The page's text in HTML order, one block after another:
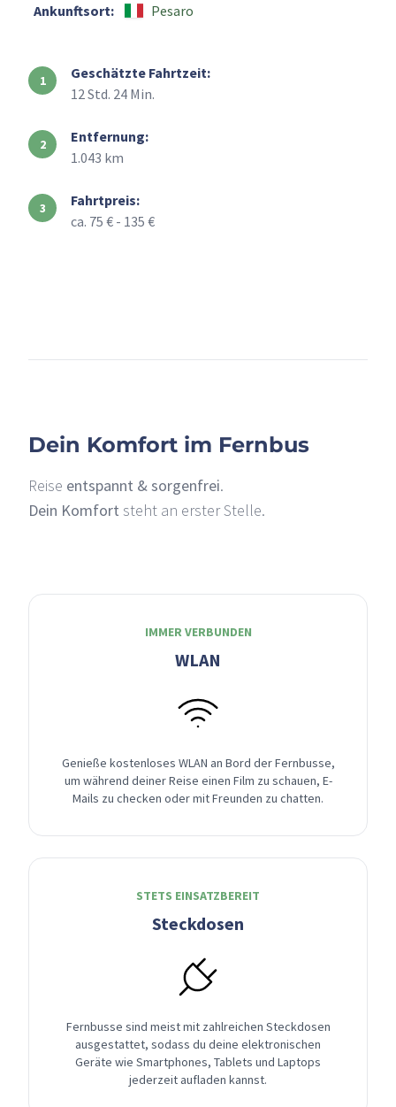
Ankunftsort:
Pesaro
Geschätzte Fahrtzeit:
12 Std. 24 Min.
Entfernung:
1.043 km
Fahrtpreis:
ca. 75 € - 135 €
Dein Komfort im Fernbus
Reise entspannt & sorgenfrei.
Dein Komfort steht an erster Stelle.
IMMER VERBUNDEN
WLAN
Genieße kostenloses WLAN an Bord der Fernbusse,
um während deiner Reise einen Film zu schauen, E-
Mails zu checken oder mit Freunden zu chatten.
STETS EINSATZBEREIT
Steckdosen
Fernbusse sind meist mit zahlreichen Steckdosen
ausgestattet, sodass du deine elektronischen
Geräte wie Smartphones, Tablets und Laptops
jederzeit aufladen kannst.